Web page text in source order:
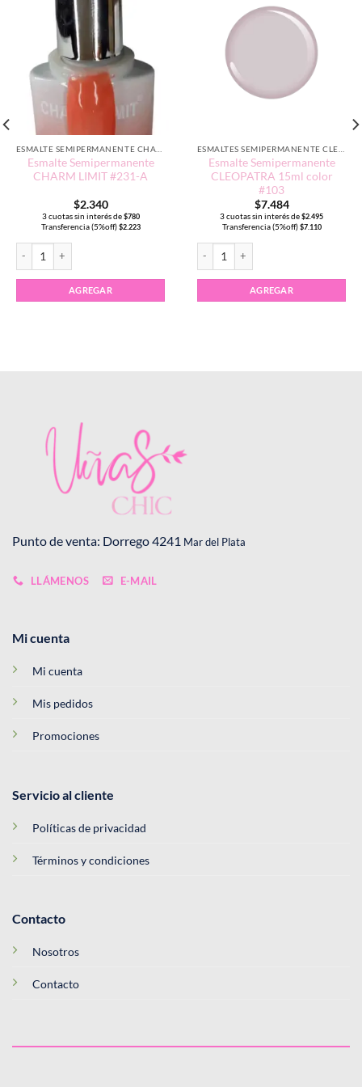
Esmalte Semipermanente
CHARM LIMIT #231-A
$2.340
3 cuotas sin interés de $780
Transferencia (5%off) $2.223
AGREGAR
Esmalte Semipermanente
CLEOPATRA 15ml color
#103
$7.484
3 cuotas sin interés de $2.495
Transferencia (5%off) $7.110
AGREGAR
Punto de venta: Dorrego 4241 Mar del Plata
LLÁMENOS E-MAIL
Mi cuenta
Mi cuenta
Mis pedidos
Promociones
Servicio al cliente
Políticas de privacidad
Términos y condiciones
Contacto
Nosotros
Contacto